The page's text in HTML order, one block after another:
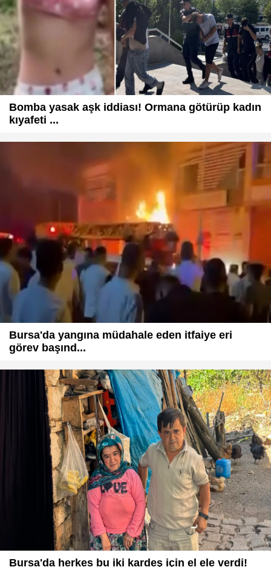
Bomba yasak aşk iddiası! Ormana götürüp kadın
kıyafeti ...
Bursa'da yangına müdahale eden itfaiye eri
görev başınd...
Bursa'da herkes bu iki kardeş için el ele verdi!